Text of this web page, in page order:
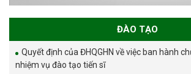
ĐÀO TẠO
Quyết định của ĐHQGHN về việc ban hành
nhiệm vụ đào tạo tiến sĩ